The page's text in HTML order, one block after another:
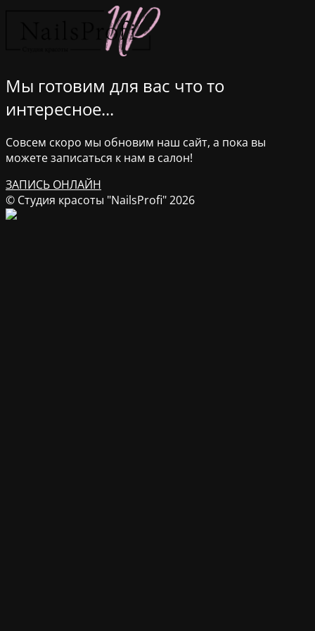
Мы готовим для вас что то
интересное...
Совсем скоро мы обновим наш сайт, а пока вы
можете записаться к нам в салон!
ЗАПИСЬ ОНЛАЙН
© Студия красоты "NailsProfi" 2026